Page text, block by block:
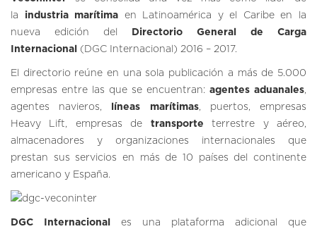
la
industria marítima en Latinoamérica y el Caribe en la
nueva edición del
Directorio General de Carga
Internacional
(DGC Internacional) 2016 – 2017.
El directorio reúne en una sola publicación a más de 5.000
empresas entre las que se encuentran: agentes aduanales,
agentes navieros,
líneas marítimas, puertos, empresas
Heavy Lift, empresas de transporte terrestre y aéreo,
almacenadores y organizaciones internacionales que
prestan sus servicios en más de 10 países del continente
americano y España.
DGC Internacional
es una plataforma adicional que